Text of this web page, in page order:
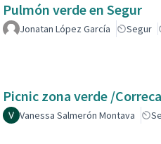
Pulmón verde en Segur
Jonatan López García Segur
Picnic zona verde /
Vanessa Salmerón Montava